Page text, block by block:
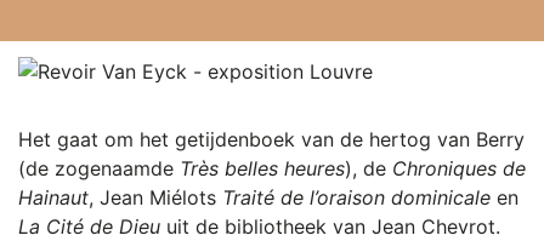
Het gaat om het getijdenboek van de hertog van Berry
(de zogenaamde Très belles heures), de Chroniques de
Hainaut, Jean Miélots Traité de l’oraison dominicale en
La Cité de Dieu uit de bibliotheek van Jean Chevrot.